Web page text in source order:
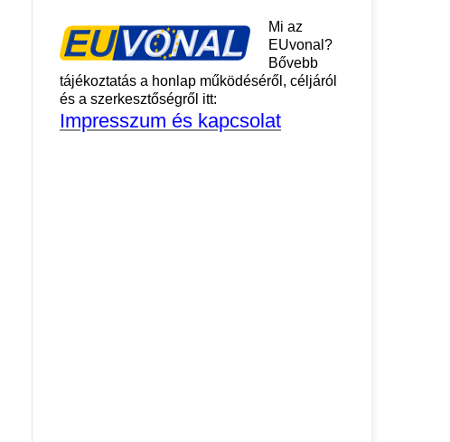
Mi az
EUvonal?
Bővebb
tájékoztatás a honlap működéséről, céljáról
és a szerkesztőségről itt:
Impresszum és kapcsolat